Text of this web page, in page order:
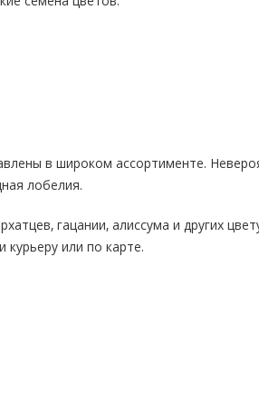
в широком ассортименте.
лобелия.
гацании, алиссума и других
курьеру или по карте.